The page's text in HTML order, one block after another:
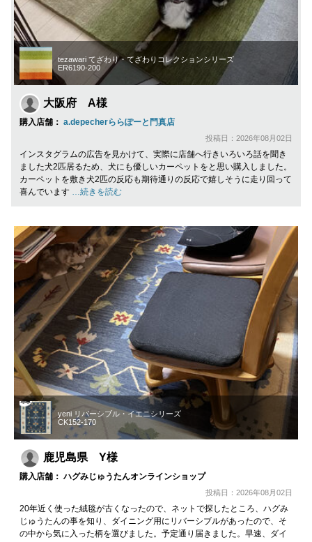
tezawari てざわり・てざわりコレクションシリーズ
ER6190-200
大阪府 A様
購入店舗： a.depecherららぽーと門真店
投稿日：2026年08月02日
インスタグラムの広告を見かけて、実際に店舗へ行きいろいろ話を聞き
ました犬2匹居るため、犬にも優しいカーペットをと思い購入しました。
カーペットを敷き犬2匹の反応も期待通りの反応で嬉しそうに走り回って
喜んでいます …続きを読む
yeni リバーシブル・イエニシリーズ
CK152-170
鹿児島県 Y様
購入店舗： ハグみじゅうたんオンラインショップ
投稿日：2026年08月02日
20年近く使った絨毯が古くなったので、ネットで探したところ、ハグみ
じゅうたんの事を知り、ダイニング用にリバーシブルがあったので、そ
の中から気に入った柄を選びました。予定通り届きました。早速、ダイ